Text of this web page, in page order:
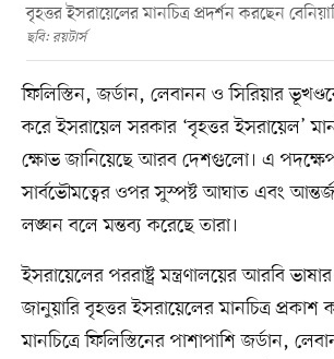
বৃহত্তর ইসরায়েলের মানচিত্র প্রদর্শন করছেন
ছবি: রয়টার্স
ফিলিস্তিন, জর্ডান, লেবানন ও সিরিয়ার
করে ইসরায়েল সরকার ‘বৃহত্তর ইসরায়েল’
ক্ষোভ জানিয়েছে আরব দেশগুলো। এ
সার্বভৌমত্বের ওপর সুস্পষ্ট আঘাত এবং
লঙ্ঘন বলে মন্তব্য করেছে তারা।
ইসরায়েলের পররাষ্ট্র মন্ত্রণালয়ের আরবি
জানুয়ারি বৃহত্তর ইসরায়েলের মানচিত্র
মানচিত্রে ফিলিস্তিনের পাশাপাশি জর্ডান,